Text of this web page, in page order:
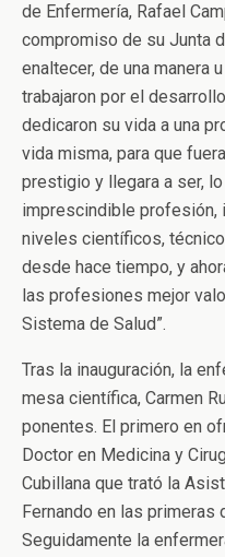
de Enfermería, Rafael
compromiso de su Junta
enaltecer, de una manera
trabajaron por el
dedicaron su vida a una
vida misma, para que
prestigio y llegara a ser,
imprescindible profesión,
niveles científicos,
desde hace tiempo, y
las profesiones mejor
Sistema de Salud”.
Tras la inauguración, la
mesa científica, Carmen
ponentes. El primero en
Doctor en Medicina y
Cubillana que trató la
Fernando en las primeras
Seguidamente la